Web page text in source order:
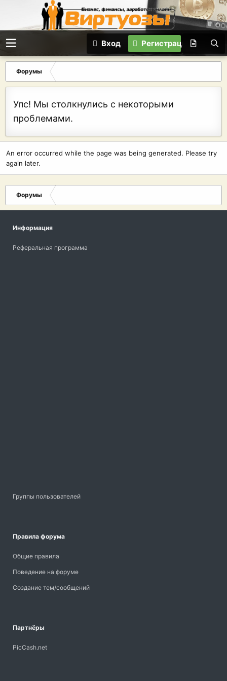
Вход Регистрация
Форумы
Упс! Мы столкнулись с некоторыми
проблемами.
An error occurred while the page was being generated. Please try
again later.
Форумы
Информация
Реферальная программа
Группы пользователей
Правила форума
Общие правила
Поведение на форуме
Создание тем/сообщений
Партнёры
PicCash.net